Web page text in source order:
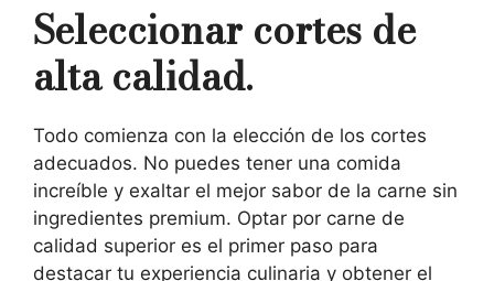
Seleccionar cortes de
alta calidad.
Todo comienza con la elección de los cortes
adecuados. No puedes tener una comida
increíble y exaltar el mejor sabor de la carne sin
ingredientes premium. Optar por carne de
calidad superior es el primer paso para
destacar tu experiencia culinaria y obtener el